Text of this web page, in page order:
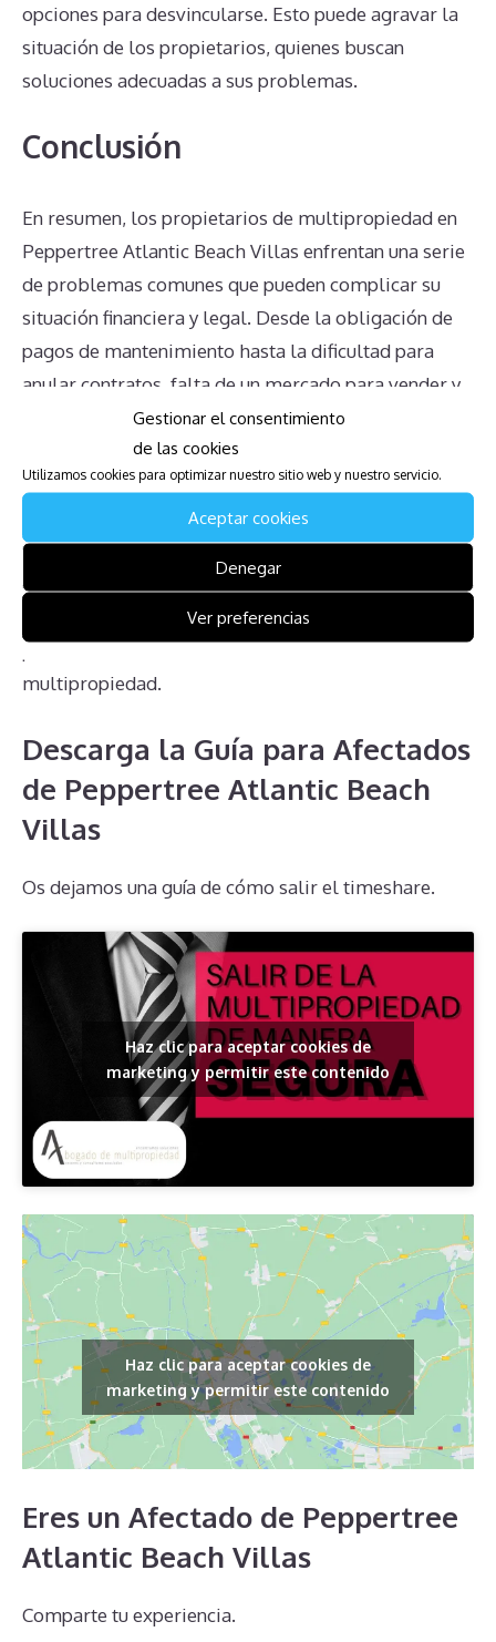
Gestionar el consentimiento
de las cookies
Utilizamos cookies para optimizar nuestro sitio web y nuestro servicio.
Aceptar cookies
Denegar
Ver preferencias
opciones para desvincularse. Esto puede agravar la
situación de los propietarios, quienes buscan
soluciones adecuadas a sus problemas.
Conclusión
En resumen, los propietarios de multipropiedad en
Peppertree Atlantic Beach Villas enfrentan una serie
de problemas comunes que pueden complicar su
situación financiera y legal. Desde la obligación de
pagos de mantenimiento hasta la dificultad para
anular contratos, falta de un mercado para vender y
la complejidad en la transmisión de la propiedad,
los desafíos son considerables. Además, la
incertidumbre sobre los derechos, el impacto en
herencias y la falta de sinceridad por parte de la
administración solo agravan estos problemas. Es
fundamental que los propietarios busquen
asesoramiento legal y se informen adecuadamente
para tomar decisiones informadas sobre su
multipropiedad.
Descarga la Guía para Afectados
de Peppertree Atlantic Beach
Villas
Os dejamos una guía de cómo salir el timeshare.
Haz clic para aceptar cookies de
marketing y permitir este contenido
Haz clic para aceptar cookies de
marketing y permitir este contenido
Eres un Afectado de Peppertree
Atlantic Beach Villas
Comparte tu experiencia.